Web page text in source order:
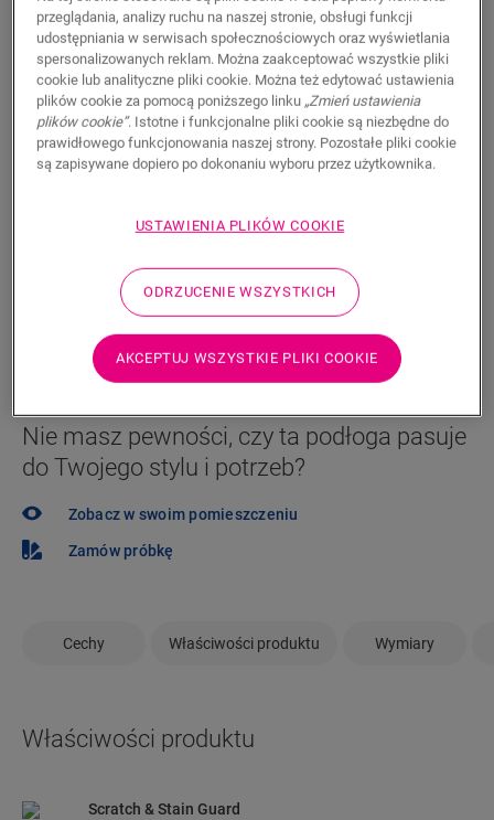
199,95PLN/m²
Sugerowana cena brutto
Znajdź dealera w swoim regionie
Chcesz zobaczyć tę podłogę na żywo? Nadal nurtują
znaleźć dealera w swoim pobliżu.
Nie masz pewności, czy ta podłoga pasuje
do Twojego stylu i potrzeb?
Zobacz w swoim pomieszczeniu
Zamów próbkę
Cechy Właściwości produktu Wymiary
Właściwości produktu
Scratch & Stain Guard
przeglądania, analizy ruchu na naszej stronie, obsługi funkcji
udostępniania w serwisach społecznościowych oraz wyświetlania
spersonalizowanych reklam. Można zaakceptować wszystkie pliki
cookie lub analityczne pliki cookie. Można też edytować ustawienia
plików cookie za pomocą poniższego linku „Zmień ustawienia
plików cookie”. Istotne i funkcjonalne pliki cookie są niezbędne do
prawidłowego funkcjonowania naszej strony. Pozostałe pliki cookie
są zapisywane dopiero po dokonaniu wyboru przez użytkownika.
USTAWIENIA PLIKÓW COOKIE
ODRZUCENIE WSZYSTKICH
AKCEPTUJ WSZYSTKIE PLIKI COOKIE